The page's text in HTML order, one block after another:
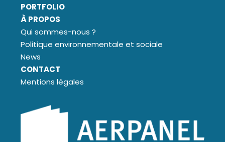
PORTFOLIO
À PROPOS
Qui sommes-nous ?
Politique environnementale et sociale
News
CONTACT
Mentions légales